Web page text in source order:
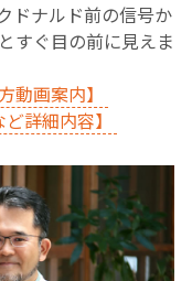
ドナルド前の信号か
すぐ目の前に見えま
動画案内】
詳細内容】